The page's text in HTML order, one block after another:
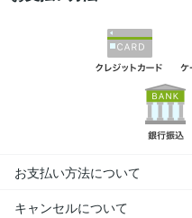
お支払い方法について
キャンセルについて